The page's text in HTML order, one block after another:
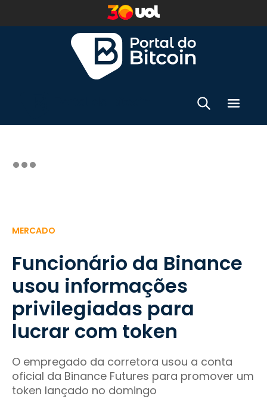
MERCADO
Funcionário da Binance
usou informações
privilegiadas para
lucrar com token
O empregado da corretora usou a conta
oficial da Binance Futures para promover um
token lançado no domingo